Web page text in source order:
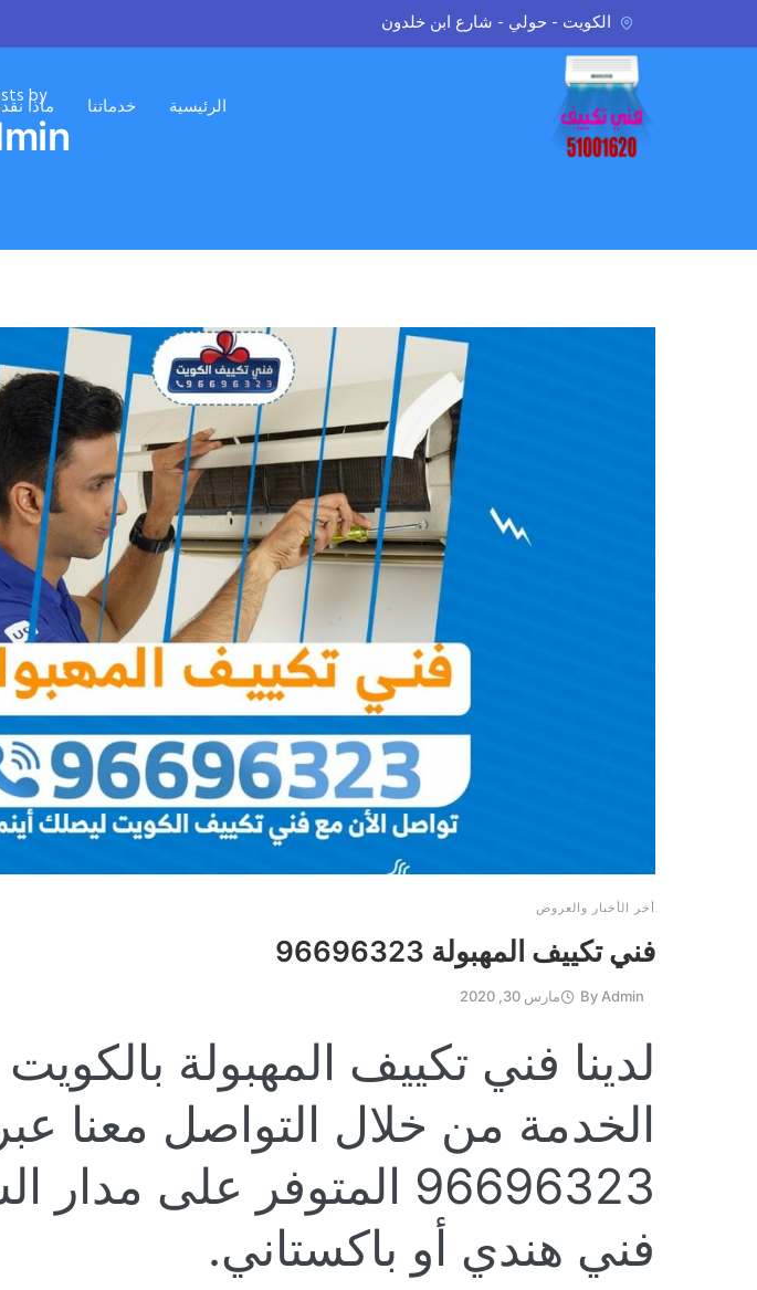
الكويت - حولي - شارع ابن خلدون
الرئيسية خدماتنا ماذا
by
أخر الأخبار والعروض
فني تكييف المهبولة 96696323
By Admin مارس 30, 2020
لدينا فني تكييف المهبولة
الخدمة من خلال التواصل معنا
96696323 المتوفر على
فني هندي أو باكستاني.